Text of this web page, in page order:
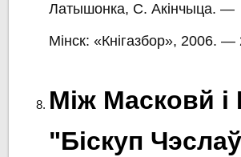
Латышонка, С. Акінчыца. —
Мінск: «Кнігазбор», 2006. —
Між Масковй і
"Біскуп